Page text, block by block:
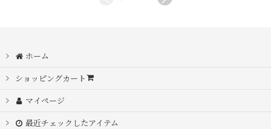
ホーム
ショッピングカート
マイページ
最近チェックしたアイテム